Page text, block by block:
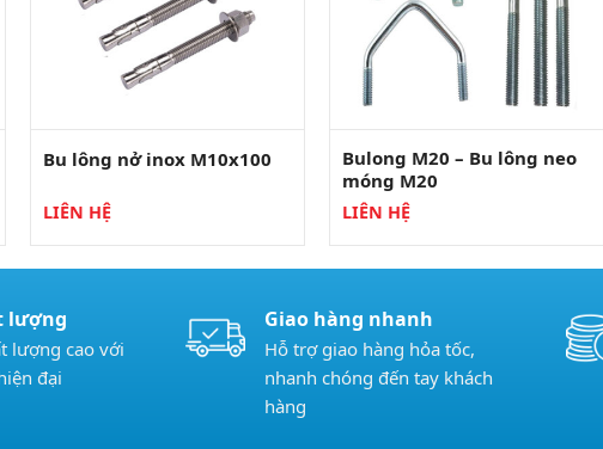
Bu lông nở inox M10x100
LIÊN HỆ
Bulong M20 – Bu lông neo
móng M20
LIÊN HỆ
lượng
lượng cao với
đại
Giao hàng nhanh
Hỗ trợ giao hàng hỏa tốc,
nhanh chóng đến tay khách
hàng